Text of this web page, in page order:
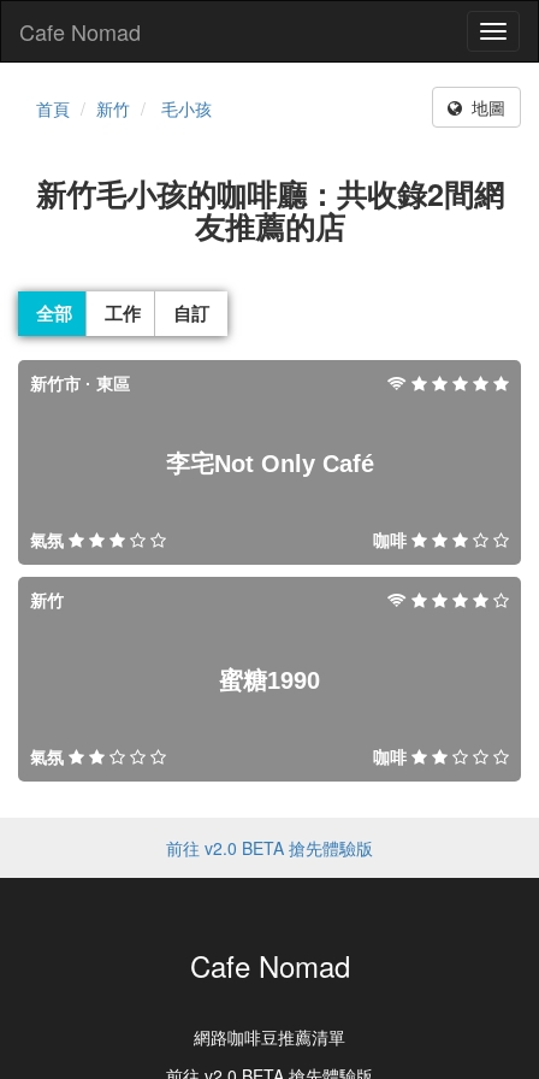
Cafe Nomad
地圖
首頁 新竹 毛小孩
新竹毛小孩的咖啡廳：共收錄2間網
友推薦的店
全部 工作 自訂
李宅Not Only Café
新竹市 · 東區
氣氛 咖啡
蜜糖1990
新竹
氣氛 咖啡
前往 v2.0 BETA 搶先體驗版
Cafe Nomad
網路咖啡豆推薦清單